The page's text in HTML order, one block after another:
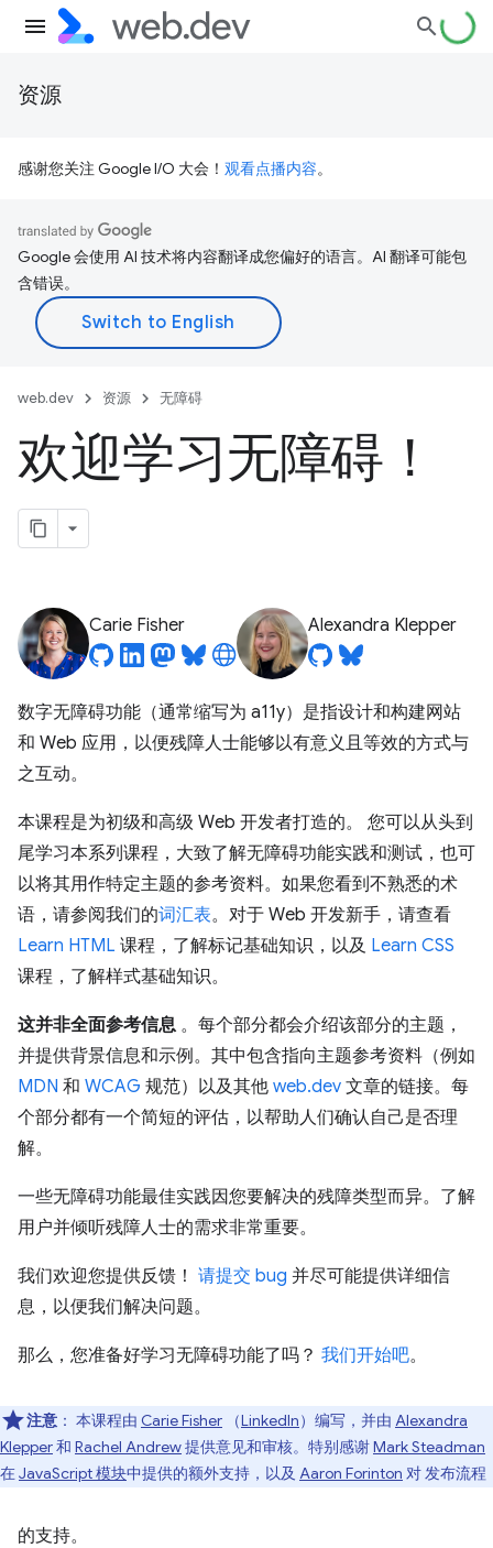
资源
感谢您关注 Google I/O 大会！ 观看点播内容。
Google 会使用 AI 技术将内容翻译成您偏好的语言。AI 翻译可能包
含错误。
web.dev 资源 无障碍
欢迎学习无障碍！
Carie Fisher Alexandra Klepper
数字无障碍功能（通常缩写为 a11y）是指设计和构建网站
和 Web 应用，以便残障人士能够以有意义且等效的方式与
之互动。
本课程是为初级和高级 Web 开发者打造的。 您可以从头到
尾学习本系列课程，大致了解无障碍功能实践和测试，也可
以将其用作特定主题的参考资料。如果您看到不熟悉的术
语，请参阅我们的词汇表。对于 Web 开发新手，请查看
Learn HTML 课程，了解标记基础知识，以及 Learn CSS
课程，了解样式基础知识。
这并非全面参考信息 。每个部分都会介绍该部分的主题，
并提供背景信息和示例。其中包含指向主题参考资料（例如
MDN 和 WCAG 规范）以及其他 web.dev 文章的链接。每
个部分都有一个简短的评估，以帮助人们确认自己是否理
解。
一些无障碍功能最佳实践因您要解决的残障类型而异。了解
用户并倾听残障人士的需求非常重要。
我们欢迎您提供反馈！ 请提交 bug 并尽可能提供详细信
息，以便我们解决问题。
那么，您准备好学习无障碍功能了吗？ 我们开始吧。
注意 ： 本课程由 Carie Fisher （LinkedIn）编写，并由 Alexandra
Klepper和 Rachel Andrew提供意见和审核。特别感谢Mark Steadman
在JavaScript 模块中提供的额外支持，以及 Aaron Forinton 对 发布流程
的支持。